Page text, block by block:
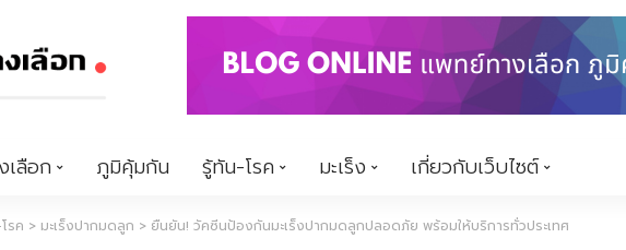
เลือก ภูมิคุ้มกัน รู้ทัน-โรค มะเร็ง เกี่ยวกับเว็บไซต์
รค > มะเร็งปากมดลูก > ยืนยัน! วัคซีนป้องกันมะเร็งปากมดลูกปลอดภัย พร้อมให้บริการทั่วประเทศ